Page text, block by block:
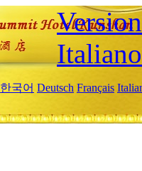
Italiano
한국어 Deutsch Français